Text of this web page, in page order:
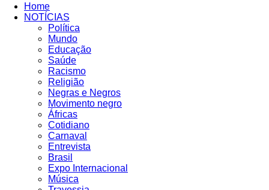
Home
NOTÍCIAS
Política
Mundo
Educação
Saúde
Racismo
Religião
Negras e Negros
Movimento negro
Áfricas
Cotidiano
Carnaval
Entrevista
Brasil
Expo Internacional
Música